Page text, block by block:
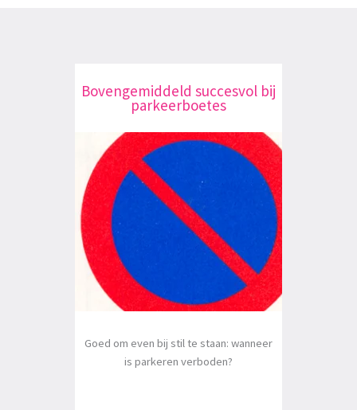
Bovengemiddeld succesvol bij
parkeerboetes
Goed om even bij stil te staan: wanneer
is parkeren verboden?